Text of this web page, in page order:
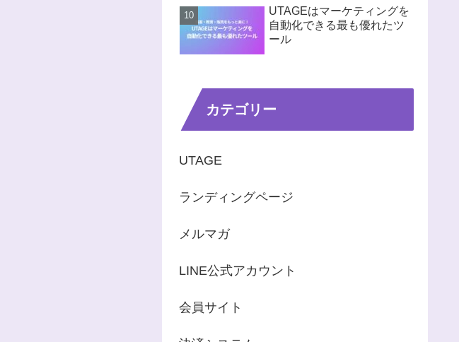
UTAGEはマーケティングを
自動化できる最も優れたツ
ール
カテゴリー
UTAGE
ランディングページ
メルマガ
LINE公式アカウント
会員サイト